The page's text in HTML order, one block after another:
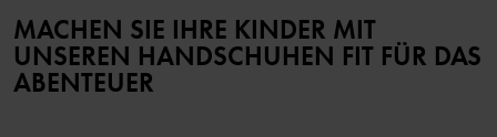
MACHEN SIE IHRE KINDER MIT
UNSEREN HANDSCHUHEN FIT FÜR DAS
ABENTEUER